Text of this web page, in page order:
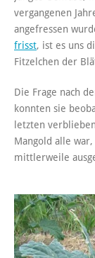
vergangenen
angefressen
frisst, ist es uns
Fitzelchen der
Die Frage nach
konnten sie
letzten
Mangold alle
mittlerweile